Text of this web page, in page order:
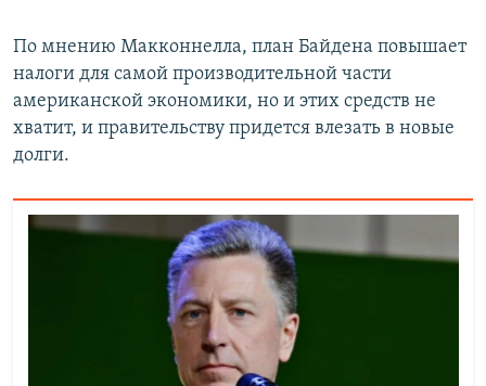
По мнению Макконнелла, план Байдена повышает
налоги для самой производительной части
американской экономики, но и этих средств не
хватит, и правительству придется влезать в новые
долги.